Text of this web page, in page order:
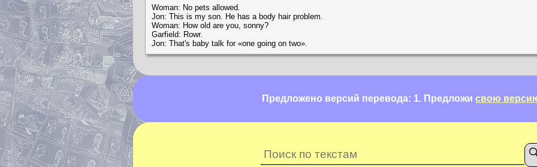
Woman: No pets allowed.
Jon: This is my son. He has a body hair problem.
Woman: How old are you, sonny?
Garfield: Rowr.
Jon: That's baby talk for «one going on two».
Предложено версий перевода: 1. Предложи свою